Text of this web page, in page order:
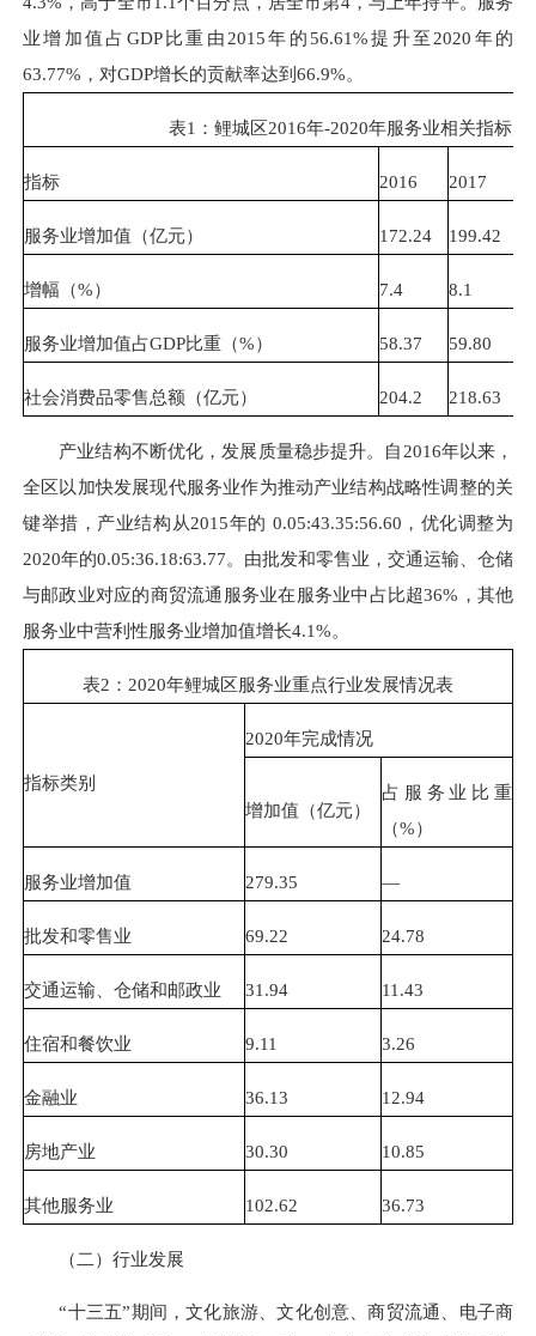
业增加值占GDP比重由2015年的56.61%提升至2020年的
63.77%，对GDP增长的贡献率达到66.9%。
表1：鲤城区2016年-2020年服务业相关指标完
指标 2016 2017
服务业增加值（亿元） 172.24 199.42
增幅（%） 7.4 8.1
服务业增加值占GDP比重（%） 58.37 59.80
社会消费品零售总额（亿元） 204.2 218.63
产业结构不断优化，发展质量稳步提升。自2016年以来，
全区以加快发展现代服务业作为推动产业结构战略性调整的关
键举措，产业结构从2015年的 0.05:43.35:56.60，优化调整为
2020年的0.05:36.18:63.77。由批发和零售业，交通运输、仓储
与邮政业对应的商贸流通服务业在服务业中占比超36%，其他
服务业中营利性服务业增加值增长4.1%。
表2：2020年鲤城区服务业重点行业发展情况表
指标类别
2020年完成情况
增加值（亿元）
占服务业比重
（%）
服务业增加值 279.35 —
批发和零售业 69.22 24.78
交通运输、仓储和邮政业 31.94 11.43
住宿和餐饮业 9.11 3.26
金融业 36.13 12.94
房地产业 30.30 10.85
其他服务业 102.62 36.73
（二）行业发展
“十三五”期间，文化旅游、文化创意、商贸流通、电子商